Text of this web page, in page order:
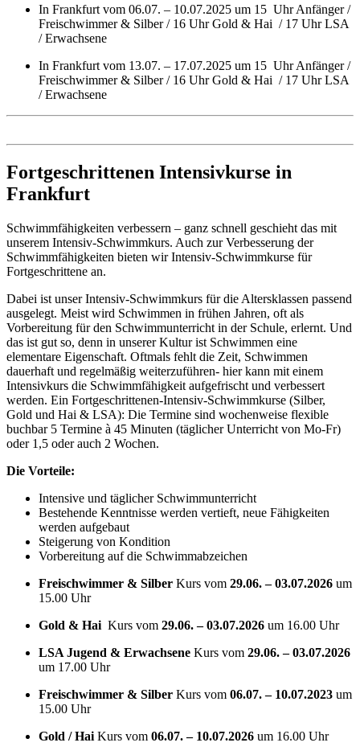
In Frankfurt vom 06.07. – 10.07.2025 um 15 Uhr Anfänger /
Freischwimmer & Silber / 16 Uhr Gold & Hai / 17 Uhr LSA
/ Erwachsene
In Frankfurt vom 13.07. – 17.07.2025 um 15 Uhr Anfänger /
Freischwimmer & Silber / 16 Uhr Gold & Hai / 17 Uhr LSA
/ Erwachsene
Fortgeschrittenen Intensivkurse in
Frankfurt
Schwimmfähigkeiten verbessern – ganz schnell geschieht das mit
unserem Intensiv-Schwimmkurs. Auch zur Verbesserung der
Schwimmfähigkeiten bieten wir Intensiv-Schwimmkurse für
Fortgeschrittene an.
Dabei ist unser Intensiv-Schwimmkurs für die Altersklassen passend
ausgelegt. Meist wird Schwimmen in frühen Jahren, oft als
Vorbereitung für den Schwimmunterricht in der Schule, erlernt. Und
das ist gut so, denn in unserer Kultur ist Schwimmen eine
elementare Eigenschaft. Oftmals fehlt die Zeit, Schwimmen
dauerhaft und regelmäßig weiterzuführen- hier kann mit einem
Intensivkurs die Schwimmfähigkeit aufgefrischt und verbessert
werden. Ein Fortgeschrittenen-Intensiv-Schwimmkurse (Silber,
Gold und Hai & LSA): Die Termine sind wochenweise flexible
buchbar 5 Termine à 45 Minuten (täglicher Unterricht von Mo-Fr)
oder 1,5 oder auch 2 Wochen.
Die Vorteile:
Intensive und täglicher Schwimmunterricht
Bestehende Kenntnisse werden vertieft, neue Fähigkeiten
werden aufgebaut
Steigerung von Kondition
Vorbereitung auf die Schwimmabzeichen
Freischwimmer & Silber Kurs vom 29.06. – 03.07.2026 um
15.00 Uhr
Gold & Hai Kurs vom 29.06. – 03.07.2026 um 16.00 Uhr
LSA Jugend & Erwachsene Kurs vom 29.06. – 03.07.2026
um 17.00 Uhr
Freischwimmer & Silber Kurs vom 06.07. – 10.07.2023 um
15.00 Uhr
Gold / Hai Kurs vom 06.07. – 10.07.2026 um 16.00 Uhr